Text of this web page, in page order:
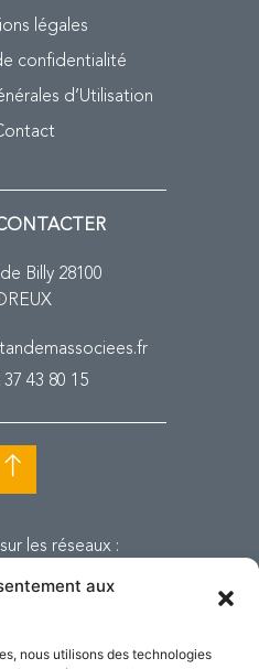
aux
nous utilisons des technologies
légales
confidentialité
d’Utilisation
Billy 28100
37 43 80 15
les réseaux :